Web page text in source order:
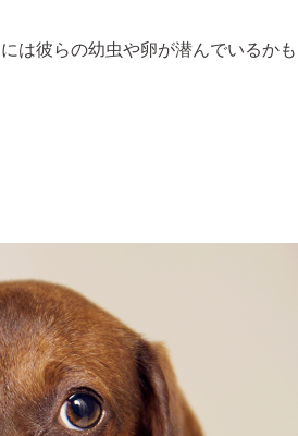
は彼らの幼虫や卵が潜んでいるかも